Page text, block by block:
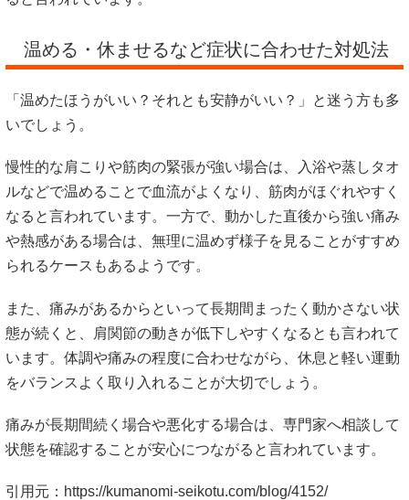
温める・休ませるなど症状に合わせた対処法
「温めたほうがいい？それとも安静がいい？」と迷う方も多
いでしょう。
慢性的な肩こりや筋肉の緊張が強い場合は、入浴や蒸しタオ
ルなどで温めることで血流がよくなり、筋肉がほぐれやすく
なると言われています。一方で、動かした直後から強い痛み
や熱感がある場合は、無理に温めず様子を見ることがすすめ
られるケースもあるようです。
また、痛みがあるからといって長期間まったく動かさない状
態が続くと、肩関節の動きが低下しやすくなるとも言われて
います。体調や痛みの程度に合わせながら、休息と軽い運動
をバランスよく取り入れることが大切でしょう。
痛みが長期間続く場合や悪化する場合は、専門家へ相談して
状態を確認することが安心につながると言われています。
引用元： https://kumanomi-seikotu.com/blog/4152/